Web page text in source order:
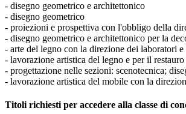
- disegno geometrico e architettonico
- disegno geometrico
- proiezioni e prospettiva con l'obbligo della
- disegno geometrico e architettonico per la
- arte del legno con la direzione dei laboratori
- lavorazione artistica del legno e per il
- progettazione nelle sezioni: scenotecnica;
- lavorazione artistica del mobile con la
Titoli richiesti per accedere alla classe di